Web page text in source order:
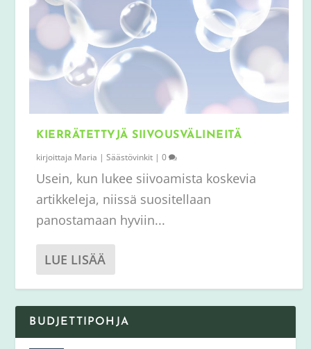
KIERRÄTETTYJÄ SIIVOUSVÄLINEITÄ
kirjoittaja Maria |Säästövinkit |0
Usein, kun lukee siivoamista koskevia
artikkeleja, niissä suositellaan
panostamaan hyviin...
LUE LISÄÄ
BUDJETTIPOHJA